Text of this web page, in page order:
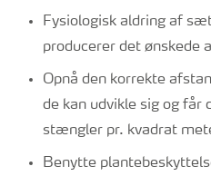
Fysiologisk aldring af
producerer det ønskede
Opnå den korrekte
de kan udvikle sig og får
stængler pr. kvadrat
Benytte